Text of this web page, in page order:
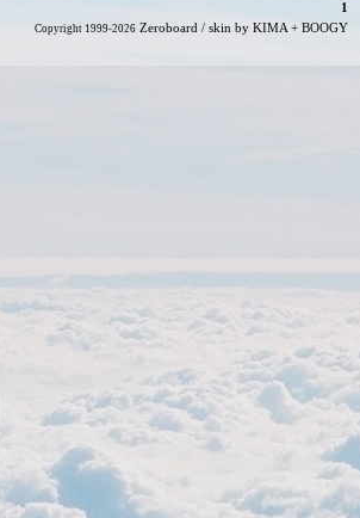
1
Copyright 1999-2026 Zeroboard / skin by KIMA + BOOGY